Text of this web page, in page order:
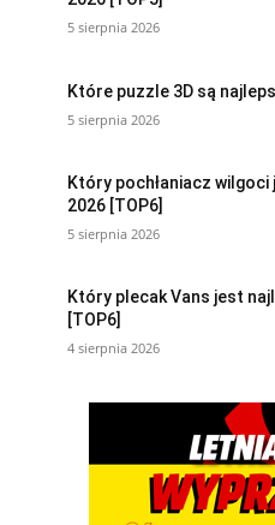
5 sierpnia 2026
Które puzzle 3D są
5 sierpnia 2026
Który pochłaniacz
2026 [TOP6]
5 sierpnia 2026
Który plecak Vans jest
[TOP6]
4 sierpnia 2026